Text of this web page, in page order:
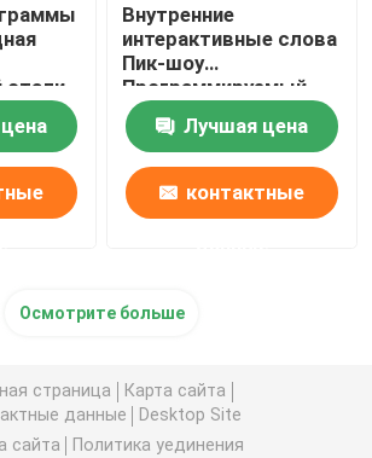
Внутренние
интерактивные слова
Пик-шоу
Программируемый
водный занавес
Лучшая цена
контактные
Осмотрите больше
страница
Карта сайта
данные
Desktop Site
сайта
Политика уединения